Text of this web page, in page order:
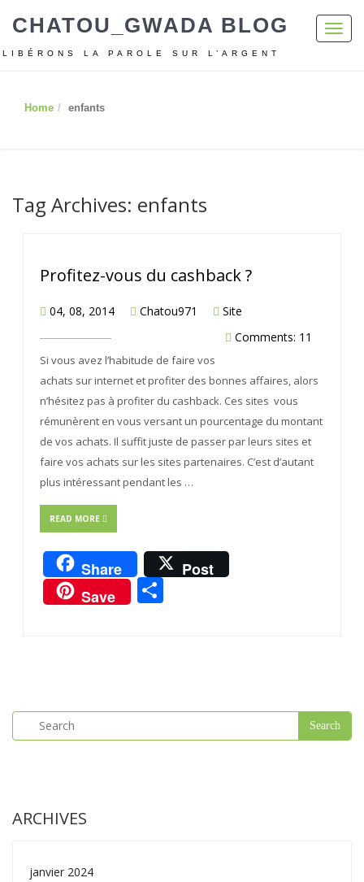
CHATOU_GWADA BLOG
LIBÉRONS LA PAROLE SUR L’ARGENT
Home enfants
Tag Archives: enfants
Profitez-vous du cashback ?
04, 08, 2014 Chatou971
Site
Comments: 11
Si vous avez l’habitude de faire vos
achats sur internet et profiter des bonnes affaires, alors
n’hésitez pas à profiter du cashback. Ces sites vous
rémunèrent en vous versant un pourcentage du montant
de vos achats. Il suffit juste de passer par leurs sites et
faire vos achats sur les sites partenaires. C’est d’autant
plus intéressant pendant les …
READ MORE
Share
Post
Save
Partager
ARCHIVES
janvier 2024